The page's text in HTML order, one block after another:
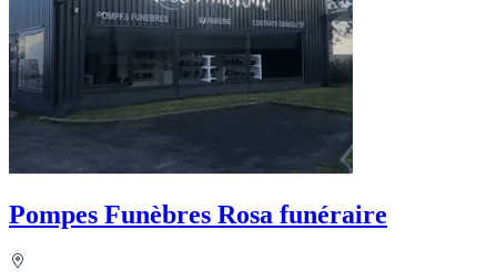
Pompes Funèbres Rosa funéraire